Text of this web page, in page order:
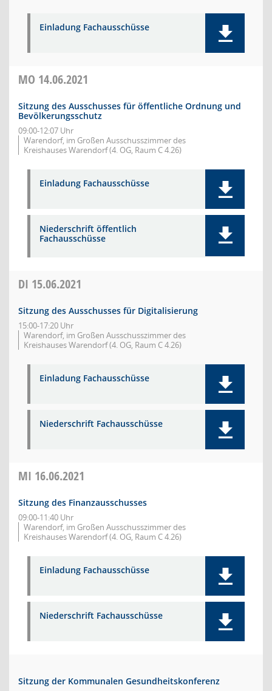
Einladung Fachausschüsse
MO 14.06.2021
Sitzung des Ausschusses für öffentliche Ordnung und
Bevölkerungsschutz
09:00-12:07 Uhr
Warendorf, im Großen Ausschusszimmer des
Kreishauses Warendorf (4. OG, Raum C 4.26)
Einladung Fachausschüsse
Niederschrift öffentlich
Fachausschüsse
DI 15.06.2021
Sitzung des Ausschusses für Digitalisierung
15:00-17:20 Uhr
Warendorf, im Großen Ausschusszimmer des
Kreishauses Warendorf (4. OG, Raum C 4.26)
Einladung Fachausschüsse
Niederschrift Fachausschüsse
MI 16.06.2021
Sitzung des Finanzausschusses
09:00-11:40 Uhr
Warendorf, im Großen Ausschusszimmer des
Kreishauses Warendorf (4. OG, Raum C 4.26)
Einladung Fachausschüsse
Niederschrift Fachausschüsse
Sitzung der Kommunalen Gesundheitskonferenz